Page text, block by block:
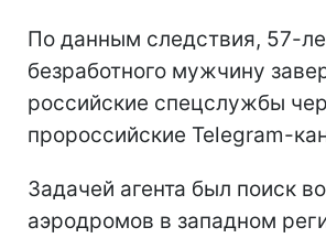
По данным следствия, 57-
безработного мужчину
российские спецслужбы
пророссийские Telegram-
Задачей агента был поиск
аэродромов в западном